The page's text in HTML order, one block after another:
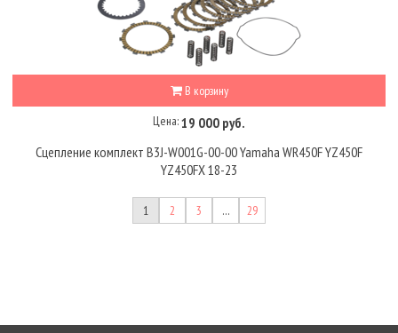
В корзину
Цена:19 000 руб.
Сцепление комплект B3J-W001G-00-00 Yamaha WR450F YZ450F
YZ450FX 18-23
1 2 3 … 29